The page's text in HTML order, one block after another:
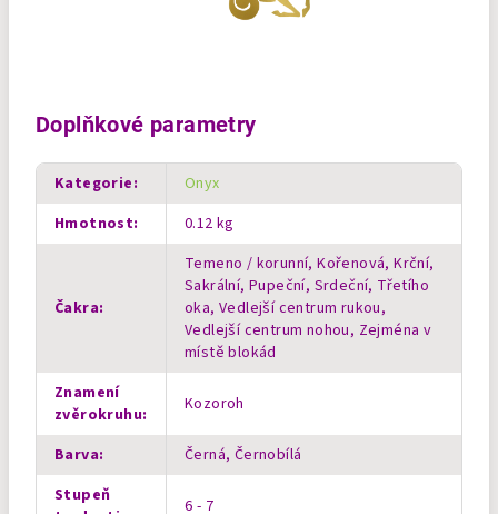
Doplňkové parametry
Kategorie:
Onyx
Hmotnost: 0.12 kg
Čakra:
Temeno / korunní, Kořenová, Krční,
Sakrální, Pupeční, Srdeční, Třetího
oka, Vedlejší centrum rukou,
Vedlejší centrum nohou, Zejména v
místě blokád
Znamení
zvěrokruhu: Kozoroh
Barva:
Černá, Černobílá
Stupeň
6 - 7